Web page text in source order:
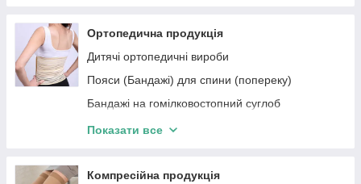
Медичні функціональні ліжка
Каталки медичні
Шафи медичні
Фетальні монітори та доплери
Електрокардіографи
Спірометри
Ортопедична продукція
Дитячі ортопедичні вироби
Пояси (Бандажі) для спини (попереку)
Бандажі на гомілковостопний суглоб
Бандажі на зап'ястя
Корсети (Бандажі) для спини
Показати все
Компресійна продукція